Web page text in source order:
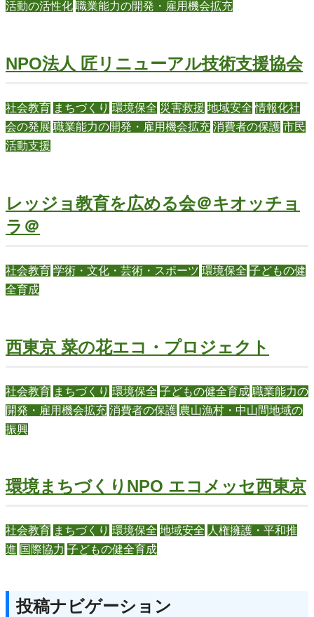
活動の活性化 職業能力の開発・雇用機会拡充
NPO法人 匠リニューアル技術支援協会
社会教育 まちづくり 環境保全 災害救援 地域安全 情報化社
会の発展 職業能力の開発・雇用機会拡充 消費者の保護 市民
活動支援
レッジョ教育を広める会＠キオッチョ
ラ＠
社会教育 学術・文化・芸術・スポーツ 環境保全 子どもの健
全育成
西東京 菜の花エコ・プロジェクト
社会教育 まちづくり 環境保全 子どもの健全育成 職業能力の
開発・雇用機会拡充 消費者の保護 農山漁村・中山間地域の
振興
環境まちづくりNPO エコメッセ西東京
社会教育 まちづくり 環境保全 地域安全 人権擁護・平和推
進 国際協力 子どもの健全育成
投稿ナビゲーション